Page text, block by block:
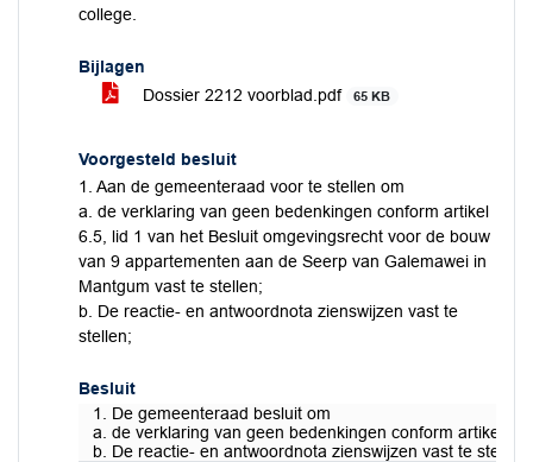
college.
Bijlagen
Dossier 2212 voorblad.pdf
65 KB
Voorgesteld besluit
1. Aan de gemeenteraad voor te stellen om
a. de verklaring van geen bedenkingen conform artikel
6.5, lid 1 van het Besluit omgevingsrecht voor de bouw
van 9 appartementen aan de Seerp van Galemawei in
Mantgum vast te stellen;
b. De reactie- en antwoordnota zienswijzen vast te
stellen;
Besluit
1. De gemeenteraad besluit om
a. de verklaring van geen bedenkingen conform artikel
b. De reactie- en antwoordnota zienswijzen vast te stellen;